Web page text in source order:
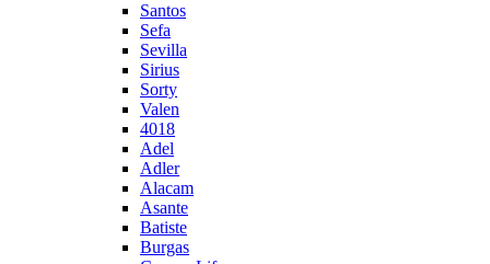
Santos
Sefa
Sevilla
Sirius
Sorty
Valen
4018
Adel
Adler
Alacam
Asante
Batiste
Burgas